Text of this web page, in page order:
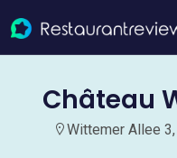
Château
Wittemer Allee